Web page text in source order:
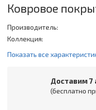
Ковровое
Производитель:
Коллекция:
Показать все
Доставим 7
(бесплатно